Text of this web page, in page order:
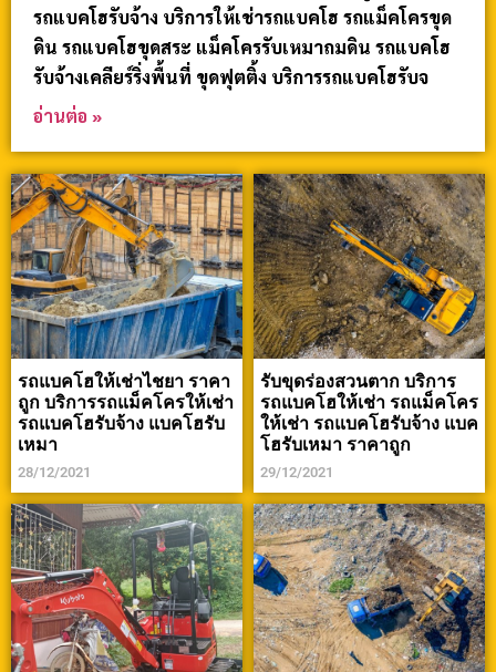
รถแบคโฮรับจ้าง บริการให้เช่ารถแบคโฮ รถแม็คโครขุด
ดิน รถแบคโฮขุดสระ แม็คโครรับเหมาถมดิน รถแบคโฮ
รับจ้างเคลียร์ริ่งพื้นที่ ขุดฟุตติ้ง บริการรถแบคโฮรับจ
อ่านต่อ »
รถแบคโฮให้เช่าไชยา ราคา
ถูก บริการรถแม็คโครให้เช่า
รถแบคโฮรับจ้าง แบคโฮรับ
เหมา
28/12/2021
รับขุดร่องสวนตาก บริการ
รถแบคโฮให้เช่า รถแม็คโคร
ให้เช่า รถแบคโฮรับจ้าง แบค
โฮรับเหมา ราคาถูก
29/12/2021